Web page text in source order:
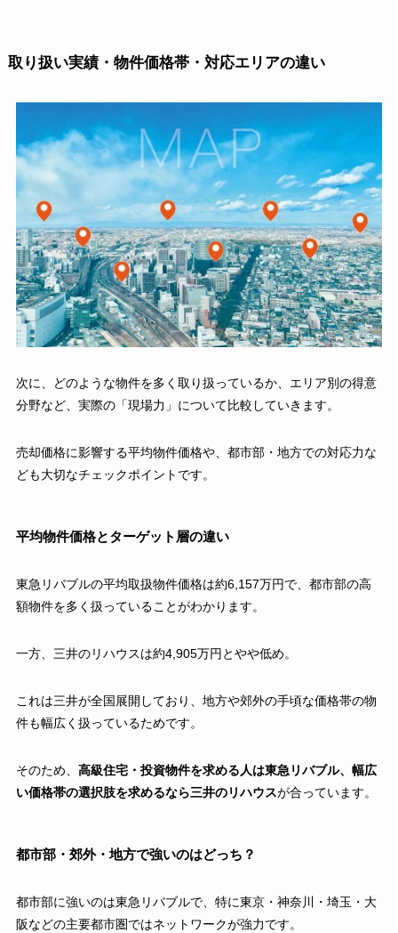
取り扱い実績・物件価格帯・対応エリアの違い
次に、どのような物件を多く取り扱っているか、エリア別の得意
分野など、実際の「現場力」について比較していきます。
売却価格に影響する平均物件価格や、都市部・地方での対応力な
ども大切なチェックポイントです。
平均物件価格とターゲット層の違い
東急リバブルの平均取扱物件価格は約6,157万円で、都市部の高
額物件を多く扱っていることがわかります。
一方、三井のリハウスは約4,905万円とやや低め。
これは三井が全国展開しており、地方や郊外の手頃な価格帯の物
件も幅広く扱っているためです。
そのため、 高級住宅・投資物件を求める人は東急リバブル、幅広
い価格帯の選択肢を求めるなら三井のリハウスが合っています。
都市部・郊外・地方で強いのはどっち？
都市部に強いのは東急リバブルで、特に東京・神奈川・埼玉・大
阪などの主要都市圏ではネットワークが強力です。